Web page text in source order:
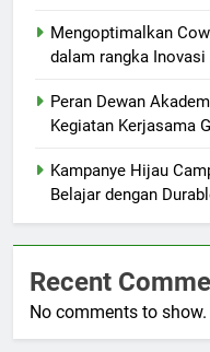
Mengoptimalkan
dalam rangka
Peran Dewan
Kegiatan Kerjasama
Kampanye Hijau
Belajar dengan
Recent
No comments to show.